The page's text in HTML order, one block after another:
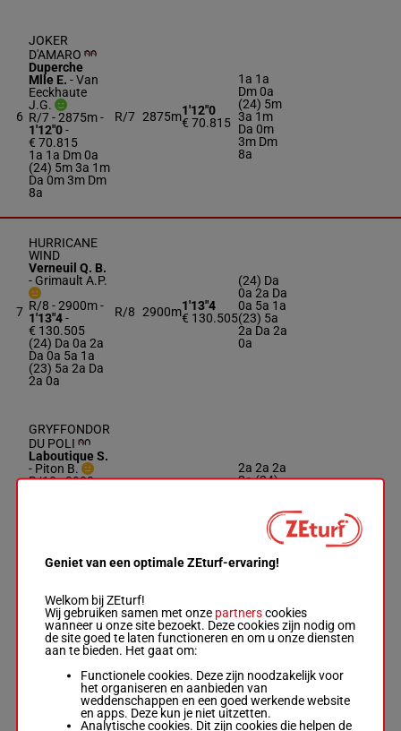
6
JOKER
D'AMARO
Duperche
Mlle E. -Van
Eeckhaute
J.G.
R/7 - 2875m-
1'12"0-
€ 70.815
1a 1a Dm 0a
(24) 5m 3a 1m
Da 0m 3m Dm
8a
R/7 2875m1'12"0
€ 70.815
1a 1a
Dm 0a
(24) 5m
3a 1m
Da 0m
3m Dm
8a
7
HURRICANE
WIND
Verneuil Q. B.
- Grimault A.P.
R/8 - 2900m-
1'13"4-
€ 130.505
(24) Da 0a 2a
Da 0a 5a 1a
(23) 5a 2a Da
2a 0a
R/8 2900m1'13"4
€ 130.505
(24) Da
0a 2a Da
0a 5a 1a
(23) 5a
2a Da 2a
0a
GRYFFONDOR
DU POLI
Laboutique S.
- Piton B.
R/10 - 2900m
2a 2a 2a
2a (24)
1a 0a
INES DE LA
ROUVRE
Perrier T.-
David L.M.
M/8 - 2900m-
€ 135.420
5a 5a 7a 8a
1a 6a (24) 0a
6a 0a 3a 5a
M/8 2900m € 135.420
5a 5a 7a
(24) 0a
6a 0a 3a
5a 4a
Geniet van een optimale ZEturf-ervaring!
Welkom bij ZEturf!
Wij gebruiken samen met onze partnerscookies
wanneer u onze site bezoekt. Deze cookies zijn nodig om
de site goed te laten functioneren en om u onze diensten
aan te bieden. Het gaat om:
Functionele cookies. Deze zijn noodzakelijk voor
het organiseren en aanbieden van
weddenschappen en een goed werkende website
en apps. Deze kun je niet uitzetten.
Analytische cookies. Dit zijn cookies die helpen de